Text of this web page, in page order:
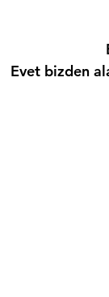
Evet bizden